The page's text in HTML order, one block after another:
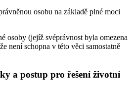
osobu na základě plné moci
osoby (jejíž svéprávnost byla omezena
není schopna v této věci samostatně
a postup pro řešení životní